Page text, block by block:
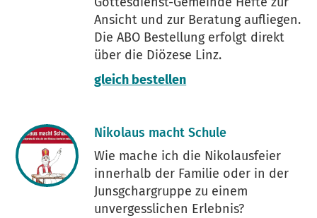
Ansicht und zur Beratung aufliegen.
Die ABO Bestellung erfolgt direkt
über die Diözese Linz.
gleich bestellen
Nikolaus macht Schule
Wie mache ich die Nikolausfeier
innerhalb der Familie oder in der
Junsgchargruppe zu einem
unvergesslichen Erlebnis?